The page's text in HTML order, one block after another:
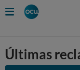
Últimas